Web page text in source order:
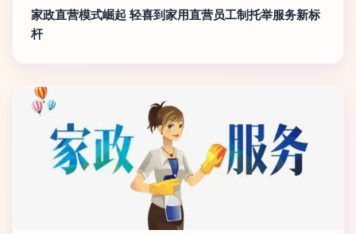
家政直营模式崛起 轻喜到家用直营员工制托举服务新标
杆